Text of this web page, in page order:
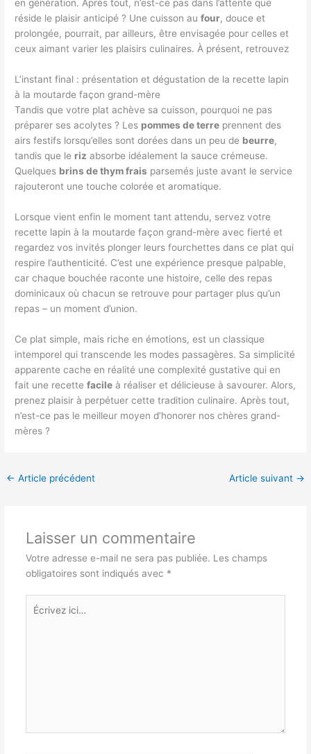
en génération. Après tout, n’est-ce pas dans l’attente que
réside le plaisir anticipé ? Une cuisson aufour, douce et
prolongée, pourrait, par ailleurs, être envisagée pour celles et
ceux aimant varier les plaisirs culinaires. À présent, retrouvez
L’instant final : présentation et dégustation de la recette lapin
à la moutarde façon grand-mère
Tandis que votre plat achève sa cuisson, pourquoi ne pas
préparer ses acolytes ? Les pommes de terre prennent des
airs festifs lorsqu’elles sont dorées dans un peu de beurre,
tandis que le riz absorbe idéalement la sauce crémeuse.
Quelques brins de thym frais parsemés juste avant le service
rajouteront une touche colorée et aromatique.
Lorsque vient enfin le moment tant attendu, servez votre
recette lapin à la moutarde façon grand-mère avec fierté et
regardez vos invités plonger leurs fourchettes dans ce plat qui
respire l’authenticité. C’est une expérience presque palpable,
car chaque bouchée raconte une histoire, celle des repas
dominicaux où chacun se retrouve pour partager plus qu’un
repas – un moment d’union.
Ce plat simple, mais riche en émotions, est un classique
intemporel qui transcende les modes passagères. Sa simplicité
apparente cache en réalité une complexité gustative qui en
fait une recettefacile à réaliser et délicieuse à savourer. Alors,
prenez plaisir à perpétuer cette tradition culinaire. Après tout,
n’est-ce pas le meilleur moyen d’honorer nos chères grand-
mères ?
← Article précédent Article suivant →
Laisser un commentaire
Votre adresse e-mail ne sera pas publiée. Les champs
obligatoires sont indiqués avec *
Écrivez
ici…